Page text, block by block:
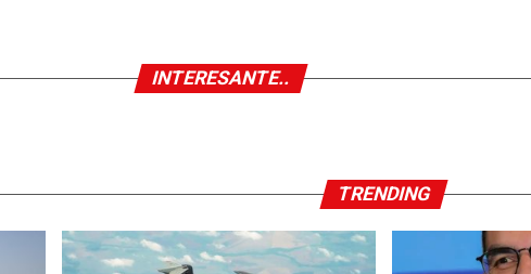
INTERESANTE..
TRENDING